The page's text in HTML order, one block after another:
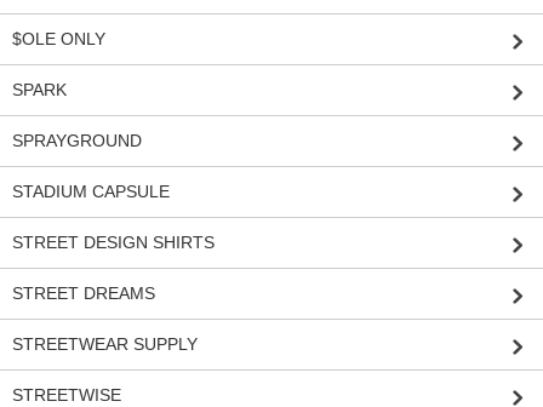
$OLE ONLY
SPARK
SPRAYGROUND
STADIUM CAPSULE
STREET DESIGN SHIRTS
STREET DREAMS
STREETWEAR SUPPLY
STREETWISE